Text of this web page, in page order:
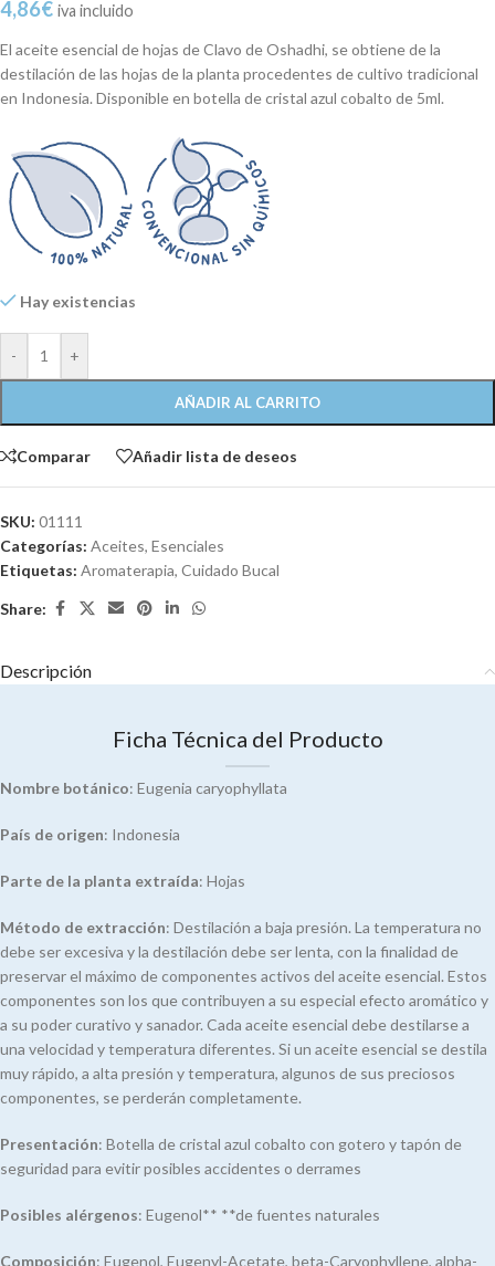
4,86€ iva incluido
El aceite esencial de hojas de Clavo de Oshadhi, se obtiene de la
destilación de las hojas de la planta procedentes de cultivo tradicional
en Indonesia. Disponible en botella de cristal azul cobalto de 5ml.
Hay existencias
- +
AÑADIR AL CARRITO
Comparar Añadir lista de deseos
SKU: 01111
Categorías: Aceites, Esenciales
Etiquetas: Aromaterapia, Cuidado Bucal
Share:
Descripción
Ficha Técnica del Producto
Nombre botánico: Eugenia caryophyllata
País de origen: Indonesia
Parte de la planta extraída: Hojas
Método de extracción: Destilación a baja presión. La temperatura no
debe ser excesiva y la destilación debe ser lenta, con la finalidad de
preservar el máximo de componentes activos del aceite esencial. Estos
componentes son los que contribuyen a su especial efecto aromático y
a su poder curativo y sanador. Cada aceite esencial debe destilarse a
una velocidad y temperatura diferentes. Si un aceite esencial se destila
muy rápido, a alta presión y temperatura, algunos de sus preciosos
componentes, se perderán completamente.
Presentación: Botella de cristal azul cobalto con gotero y tapón de
seguridad para evitir posibles accidentes o derrames
Posibles alérgenos: Eugenol** **de fuentes naturales
Composición: Eugenol, Eugenyl-Acetate, beta-Caryophyllene, alpha-